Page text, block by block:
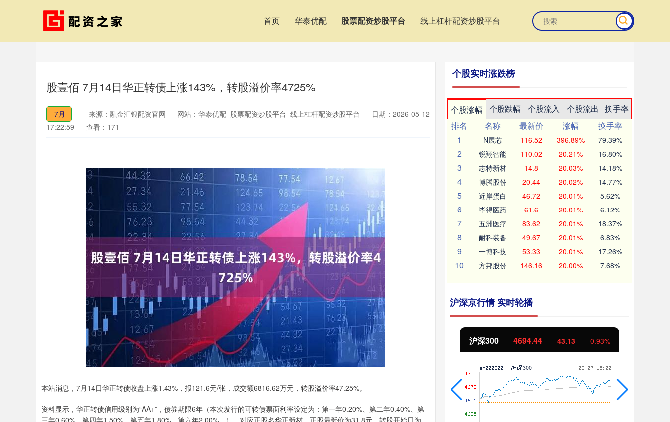
首页 华泰优配 股票配资炒股平台 线上杠杆配资炒股平台
股壹佰 7月14日华正转债上涨143%，转股溢价率4725%
7月 来源：融金汇银配资官网 网站：华泰优配_股票配资炒股平台_线上杠杆配资炒股平台
日期：2026-05-12
17:22:59
查看：171
本站消息，7月14日华正转债收盘上涨1.43%，报121.6元/张，成交额6816.62万元，转股溢价率47.25%。
资料显示，华正转债信用级别为“AA+”，债券期限6年（本次发行的可转债票面利率设定为：第一年0.20%、第二年0.40%、第
三年0.60%、第四年1.50%、第五年1.80%、第六年2.00%。），对应正股名华正新材，正股最新价为31.8元，转股开始日为
个股实时涨跌榜
个股涨幅 个股跌幅 个股流入 个股流出
换手率
排名
名称 最新价 涨幅
换手率
1
N展芯 116.52 396.89% 79.39%
2 锐翔智能 110.02 20.21% 16.80%
3 志特新材 14.8 20.03% 14.18%
4 博腾股份 20.44 20.02% 14.77%
5 近岸蛋白 46.72 20.01% 5.62%
6 毕得医药 61.6 20.01% 6.12%
7 五洲医疗 83.62 20.01% 18.37%
8 耐科装备 49.67 20.01% 6.83%
9 一博科技 53.33 20.01% 17.26%
10 方邦股份 146.16 20.00% 7.68%
沪深京行情 实时轮播
上证指数 3940.04 39.68 1.02% 深证成指 14311.01 200.89 沪深300 4694.44 43.13 0.93%